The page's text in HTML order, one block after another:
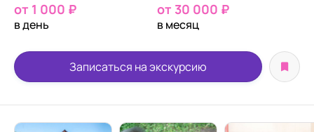
от 1 000 ₽
в день
от 30 000 ₽
в месяц
Записаться на экскурсию